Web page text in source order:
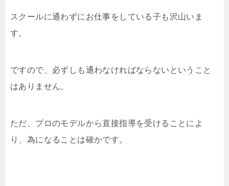
スクールに通わずにお仕事をしている子も沢山いま
す。
ですので、必ずしも通わなければならないということ
はありません。
ただ、プロのモデルから直接指導を受けることによ
り、為になることは確かです。